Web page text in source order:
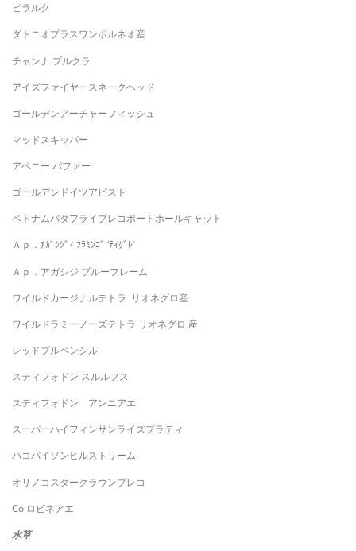
ピラルク
ダトニオプラスワンボルネオ産
チャンナ プルクラ
アイズファイヤースネークヘッド
ゴールデンアーチャーフィッシュ
マッドスキッパー
アベニー パファー
ゴールデンドイツアピスト
ベトナムバタフライプレコポートホールキャット
Ａｐ．ｱｶﾞｼｼﾞｨ ﾌﾗﾐﾝｺﾞ ‘ﾃｨｸﾞﾚ’
Ａｐ．アガシジ ブルーフレーム
ワイルドカージナルテトラ リオネグロ産
ワイルドラミーノーズテトラ リオネグロ 産
レッドブルペンシル
スティフォドン スルルフス
スティフォドン アンニアエ
スーパーハイフィンサンライズプラティ
パコパイソンヒルストリーム
オリノコスタークラウンプレコ
Co ロビネアエ
水草